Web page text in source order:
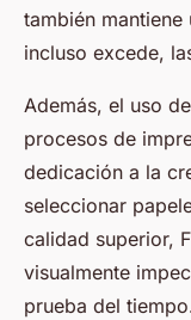
también
incluso excede,
Además, el uso de
procesos de
dedicación a la
seleccionar
calidad superior,
visualmente
prueba del